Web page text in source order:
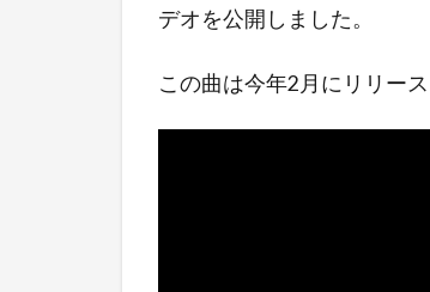
デオを公開しました。
この曲は今年2月にリリース